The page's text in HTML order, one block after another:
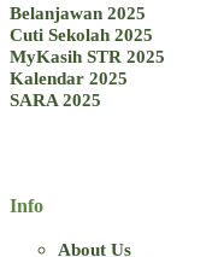
Belanjawan 2025
Cuti Sekolah 2025
MyKasih STR 2025
Kalendar 2025
SARA 2025
Info
About Us